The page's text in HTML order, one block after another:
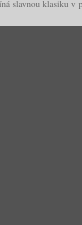
slavnou klasiku v